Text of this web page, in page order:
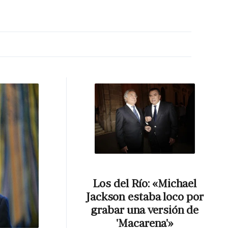
Los del Río: «Michael
Jackson estaba loco por
grabar una versión de
'Macarena'»